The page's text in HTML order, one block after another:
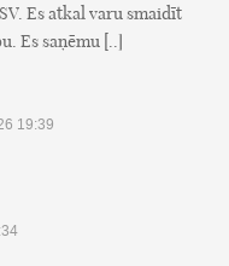
Es atkal varu smaidīt
Es saņēmu [..]
19:39